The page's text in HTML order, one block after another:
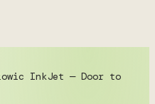
InkJet — Door to